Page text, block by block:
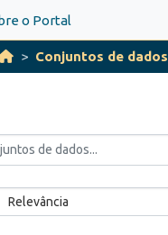
o Portal
Conjuntos de dados